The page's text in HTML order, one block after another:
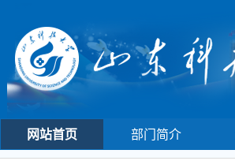
网站首页 部门简介